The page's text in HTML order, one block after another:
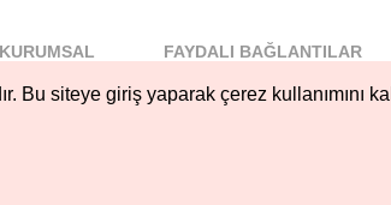
siteye giriş yaparak çerez kullanımını
KURUMSAL
Hakkımızda
FAYDALI BAĞLANTILAR